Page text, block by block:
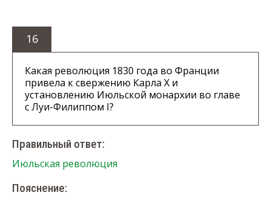
16
Какая революция 1830 года во Франции
привела к свержению Карла X и
установлению Июльской монархии во главе
с Луи-Филиппом I?
Правильный ответ:
Июльская революция
Пояснение: